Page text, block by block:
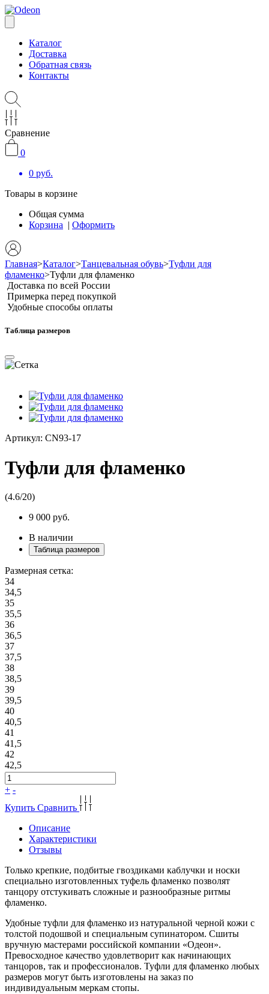
Каталог
Доставка
Обратная связь
Контакты
Сравнение
0
0 руб.
Товары в корзине
Общая сумма
Корзина | Оформить
Главная>Каталог>Танцевальная обувь>Туфли для
фламенко>Туфли для фламенко
Доставка по всей России
Примерка перед покупкой
Удобные способы оплаты
Таблица размеров
Артикул: CN93-17
Туфли для фламенко
(4.6/20)
9 000 руб.
В наличии
Таблица размеров
Размерная сетка:
34
34,5
35
35,5
36
36,5
37
37,5
38
38,5
39
39,5
40
40,5
41
41,5
42
42,5
+ -
Купить Сравнить
Описание
Характеристики
Отзывы
Только крепкие, подбитые гвоздиками каблучки и носки
специально изготовленных туфель фламенко позволят
танцору отстукивать сложные и разнообразные ритмы
фламенко.
Удобные туфли для фламенко из натуральной черной кожи с
толстой подошвой и специальным супинатором. Сшиты
вручную мастерами российской компании «Одеон».
Превосходное качество удовлетворит как начинающих
танцоров, так и профессионалов. Туфли для фламенко любых
размеров могут быть изготовлены на заказ по
индивидуальным меркам стопы.